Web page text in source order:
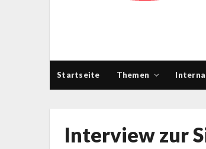
Startseite Themen
Interview zur